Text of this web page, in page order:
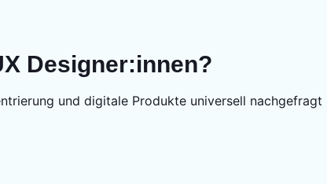
Designer:innen?
und digitale Produkte universell nachgefragt